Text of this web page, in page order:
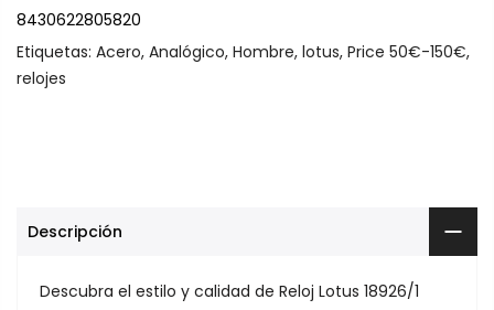
8430622805820
Etiquetas: Acero, Analógico, Hombre, lotus, Price 50€-150€,
relojes
Descripción
Descubra el estilo y calidad de Reloj Lotus 18926/1